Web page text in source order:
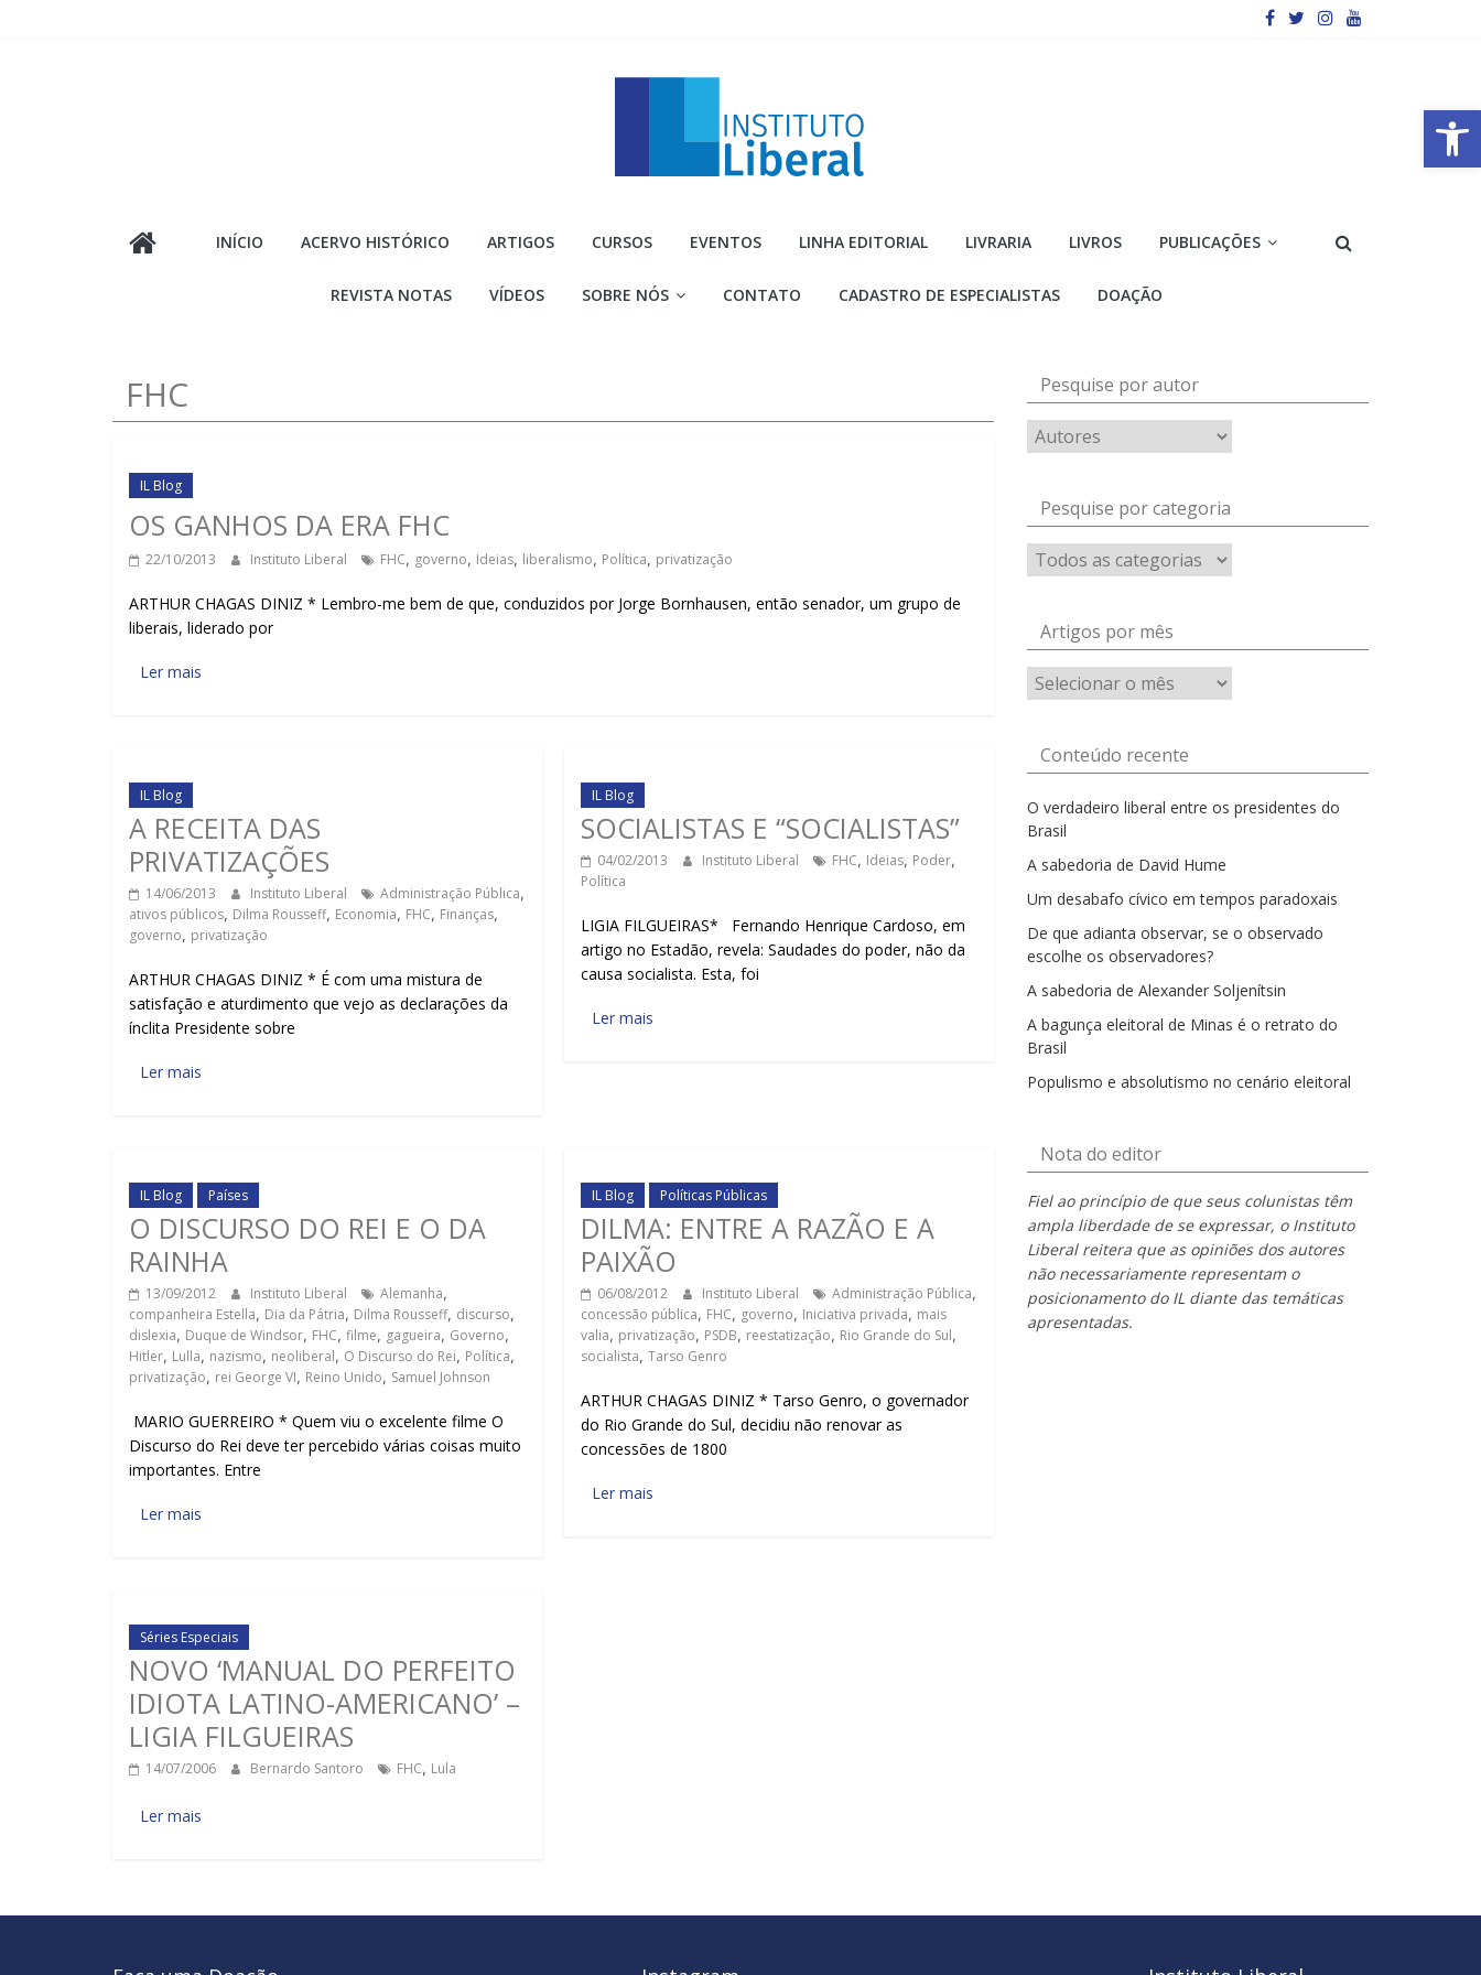
Barra de Ferramentas Aberta
Liberal
mais
INÍCIO ACERVO HISTÓRICO ARTIGOS CURSOS EVENTOS LINHA EDITORIAL LIVRARIA LIVROS PUBLICAÇÕES
REVISTA NOTAS VÍDEOS SOBRE NÓS CONTATO CADASTRO DE ESPECIALISTAS DOAÇÃO
FHC
IL Blog
OS GANHOS DA ERA FHC
22/10/2013 Instituto Liberal FHC, governo, Ideias, liberalismo, Política, privatização
ARTHUR CHAGAS DINIZ * Lembro-me bem de que, conduzidos por Jorge Bornhausen, então senador, um grupo de
liberais, liderado por
Ler mais
IL Blog
A RECEITA DAS
PRIVATIZAÇÕES
14/06/2013 Instituto Liberal Administração Pública,
ativos públicos, Dilma Rousseff, Economia, FHC, Finanças,
governo, privatização
ARTHUR CHAGAS DINIZ * É com uma mistura de
satisfação e aturdimento que vejo as declarações da
ínclita Presidente sobre
Ler mais
IL Blog
SOCIALISTAS E “SOCIALISTAS”
04/02/2013 Instituto Liberal FHC, Ideias, Poder,
Política
LIGIA FILGUEIRAS* Fernando Henrique Cardoso, em
artigo no Estadão, revela: Saudades do poder, não da
causa socialista. Esta, foi
Ler mais
IL Blog Países
O DISCURSO DO REI E O DA
RAINHA
13/09/2012 Instituto Liberal Alemanha,
companheira Estella, Dia da Pátria, Dilma Rousseff, discurso,
dislexia, Duque de Windsor, FHC, filme, gagueira, Governo,
Hitler, Lulla, nazismo, neoliberal, O Discurso do Rei, Política,
privatização, rei George VI, Reino Unido, Samuel Johnson
MARIO GUERREIRO * Quem viu o excelente filme O
Discurso do Rei deve ter percebido várias coisas muito
importantes. Entre
Ler mais
IL Blog Políticas Públicas
DILMA: ENTRE A RAZÃO E A
PAIXÃO
06/08/2012 Instituto Liberal Administração Pública,
concessão pública, FHC, governo, Iniciativa privada, mais
valia, privatização, PSDB, reestatização, Rio Grande do Sul,
socialista,Tarso Genro
ARTHUR CHAGAS DINIZ * Tarso Genro, o governador
do Rio Grande do Sul, decidiu não renovar as
concessões de 1800
Ler mais
Séries Especiais
NOVO ‘MANUAL DO PERFEITO
IDIOTA LATINO-AMERICANO’ –
LIGIA FILGUEIRAS
14/07/2006 Bernardo Santoro FHC, Lula
Ler mais
Pesquise por autor
Pesquise por categoria
Artigos por mês
Artigos
por
Conteúdo recente
O verdadeiro liberal entre os presidentes do
Brasil
A sabedoria de David Hume
Um desabafo cívico em tempos paradoxais
De que adianta observar, se o observado
escolhe os observadores?
A sabedoria de Alexander Soljenítsin
A bagunça eleitoral de Minas é o retrato do
Brasil
Populismo e absolutismo no cenário eleitoral
Nota do editor
Fiel ao princípio de que seus colunistas têm
ampla liberdade de se expressar, o Instituto
Liberal reitera que as opiniões dos autores
não necessariamente representam o
posicionamento do IL diante das temáticas
apresentadas.